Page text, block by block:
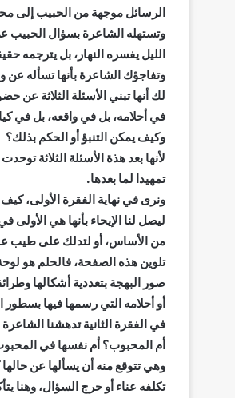
الرسائل موجهة من الحبيب إلى
وتستهله الشاعرة بسؤال الحبيب
الليل يفسره النهار، بل يترجمه
وتفاجؤك الشاعرة بأنها تسأله
لك أنها تبني الأسئلة الثلاثة عن
في أحلامه، بل في واقعه، بل في
وكيف يمكن التنبؤ أو الحكم بذلك؟
لأنها بعد هذة الأسئلة الثلاثة
تمهيدا لما بعدها.
ونرى في نهاية الفقرة الأولى،
ليصل لنا الإيحاء بأنها هي الأولى
من الأساس، أو لتدلك على طيب
تلوين هذه الصفحة، فالحلم هو
صور البهجة بتعددية أشكالها
أو أحلامه التي رسمها فيها بسطور
في الفقرة الثانية تدهشنا
أم المحبوب؟ أم نفسها في
وهي تتوقع منه أن يسألها عن
تكلفه عناء أو حرج السؤال، وهنا